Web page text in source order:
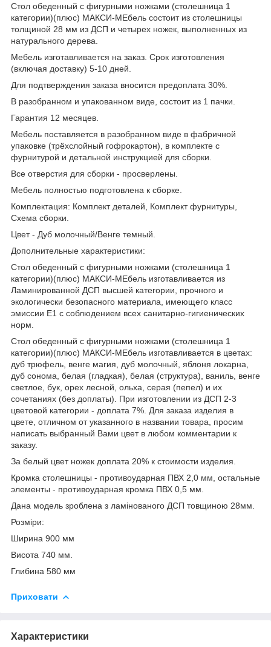
Стол обеденный с фигурными ножками (столешница 1
категории)(плюс) МАКСИ-МЕбель состоит из столешницы
толщиной 28 мм из ДСП и четырех ножек, выполненных из
натурального дерева.
Мебель изготавливается на заказ. Срок изготовления
(включая доставку) 5-10 дней.
Для подтверждения заказа вносится предоплата 30%.
В разобранном и упакованном виде, состоит из 1 пачки.
Гарантия 12 месяцев.
Мебель поставляется в разобранном виде в фабричной
упаковке (трёхслойный гофрокартон), в комплекте с
фурнитурой и детальной инструкцией для сборки.
Все отверстия для сборки - просверлены.
Мебель полностью подготовлена к сборке.
Комплектация: Комплект деталей, Комплект фурнитуры,
Схема сборки.
Цвет - Дуб молочный/Венге темный.
Дополнительные характеристики:
Стол обеденный с фигурными ножками (столешница 1
категории)(плюс) МАКСИ-МЕбель изготавливается из
Ламинированной ДСП высшей категории, прочного и
экологически безопасного материала, имеющего класс
эмиссии Е1 с соблюдением всех санитарно-гигиенических
норм.
Стол обеденный с фигурными ножками (столешница 1
категории)(плюс) МАКСИ-МЕбель изготавливается в цветах:
дуб трюфель, венге магия, дуб молочный, яблоня локарна,
дуб сонома, белая (гладкая), белая (структура), ваниль, венге
светлое, бук, орех лесной, ольха, серая (пепел) и их
сочетаниях (без доплаты). При изготовлении из ДСП 2-3
цветовой категории - доплата 7%. Для заказа изделия в
цвете, отличном от указанного в названии товара, просим
написать выбранный Вами цвет в любом комментарии к
заказу.
За белый цвет ножек доплата 20% к стоимости изделия.
Кромка столешницы - противоударная ПВХ 2,0 мм, остальные
элементы - противоударная кромка ПВХ 0,5 мм.
Дана модель зроблена з ламінованого ДСП товщиною 28мм.
Розміри:
Ширина 900 мм
Висота 740 мм.
Глибина 580 мм
Приховати
Характеристики